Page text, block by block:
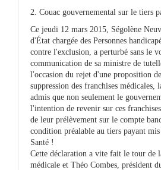
2. Couac gouvernemental sur le tiers
Ce jeudi 12 mars 2015, Ségolène
d'État chargée des Personnes
contre l'exclusion, a perturbé sans le
communication de sa ministre de
l'occasion du rejet d'une proposition
suppression des franchises médicales,
admis que non seulement le
l'intention de revenir sur ces
de leur prélèvement sur le compte
condition préalable au tiers payant
Santé !
Cette déclaration a vite fait le tour de
médicale et Théo Combes, président